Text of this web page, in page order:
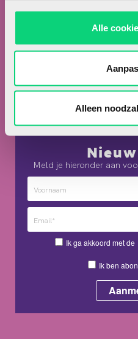
Alle
Alleen
Meld je hieronder aan
Ik ga akkoord met de
Ik ben
Over
Artikel